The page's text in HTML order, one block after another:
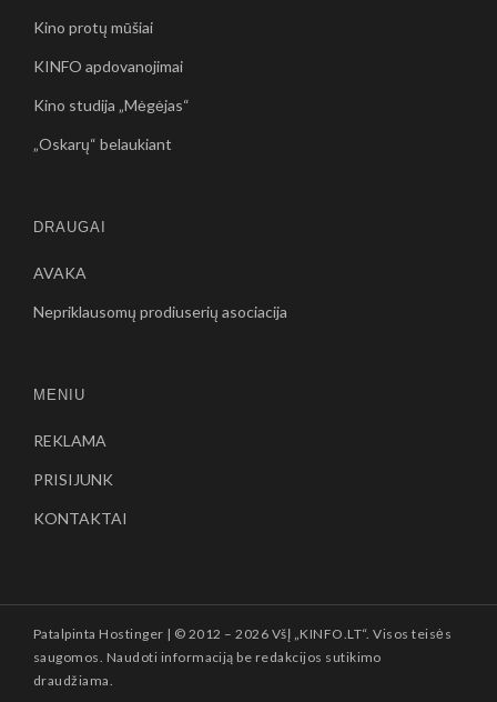
Kino protų mūšiai
KINFO apdovanojimai
Kino studija „Mėgėjas“
„Oskarų“ belaukiant
DRAUGAI
AVAKA
Nepriklausomų prodiuserių asociacija
MENIU
REKLAMA
PRISIJUNK
KONTAKTAI
Patalpinta Hostinger | © 2012 –2026 VšĮ „KINFO.LT“. Visos teisės
saugomos. Naudoti informaciją be redakcijos sutikimo
draudžiama.